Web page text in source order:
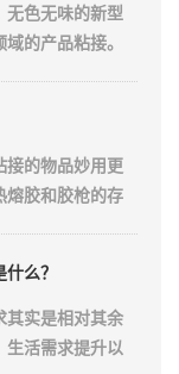
域的产品粘接。
态。所以生产
在夏季和冬季在
显了。当然除
熔胶和胶枪的存
兴趣的几乎人人
棒的需求。不但
很多小妙用，
生活需求提升以
求，一次性卫生